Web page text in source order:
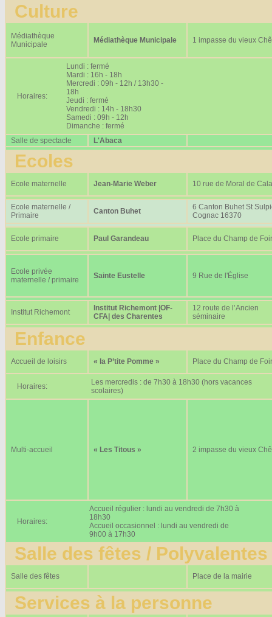
Culture
Médiathèque
Municipale
Médiathèque Municipale 1 impasse du vieux
Horaires:
Lundi : fermé
Mardi : 16h - 18h
Mercredi : 09h - 12h / 13h30 -
18h
Jeudi : fermé
Vendredi : 14h - 18h30
Samedi : 09h - 12h
Dimanche : fermé
Salle de spectacle
L'Abaca
Ecoles
Ecole maternelle Jean-Marie Weber 10 rue de Moral de
Ecole maternelle /
Primaire
Canton Buhet
6 Canton Buhet St
Cognac 16370
Ecole primaire Paul Garandeau Place du Champ de
Ecole privée
maternelle / primaire
Sainte Eustelle 9 Rue de l'Église
Institut Richemont
Institut Richemont |OF-
CFA| des Charentes
12 route de l’Ancien
séminaire
Enfance
Accueil de loisirs « la P’tite Pomme » Place du Champ de
Horaires:
Les mercredis : de 7h30 à 18h30 (hors vacances
scolaires)
Multi-accueil « Les Titous » 2 impasse du vieux
Horaires:
Accueil régulier : lundi au vendredi de 7h30 à
18h30
Accueil occasionnel : lundi au vendredi de
9h00 à 17h30
Salle des fêtes / Polyvalentes
Salle des fêtes Place de la mairie
Services à la personne